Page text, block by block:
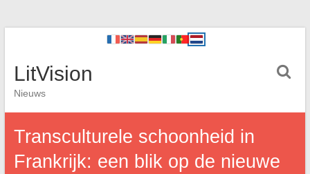
LitVision
Nieuws
Transculturele schoonheid in
Frankrijk: een blik op de nieuwe